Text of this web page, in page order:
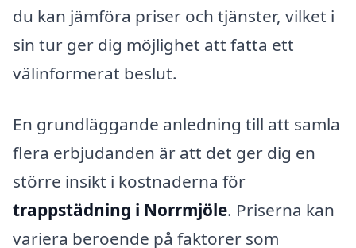
du kan jämföra priser och tjänster, vilket i
sin tur ger dig möjlighet att fatta ett
välinformerat beslut.
En grundläggande anledning till att samla
flera erbjudanden är att det ger dig en
större insikt i kostnaderna för
trappstädning i Norrmjöle. Priserna kan
variera beroende på faktorer som